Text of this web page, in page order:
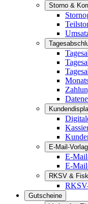
Storno &
E-Mail-
E-
E-
RKSV &
Gutscheine